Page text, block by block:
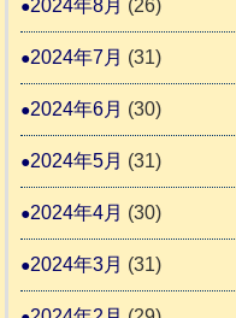
2024年8月 (26)
2024年7月 (31)
2024年6月 (30)
2024年5月 (31)
2024年4月 (30)
2024年3月 (31)